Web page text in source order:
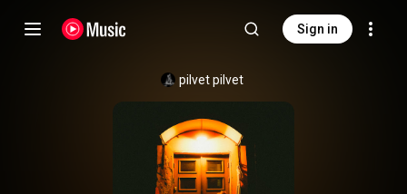
Sign in
pilvet pilvet